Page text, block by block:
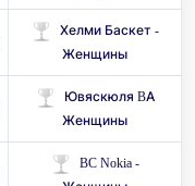
Хелми Баскет -
Женщины
Ювяскюля BA
Женщины
BC Nokia -